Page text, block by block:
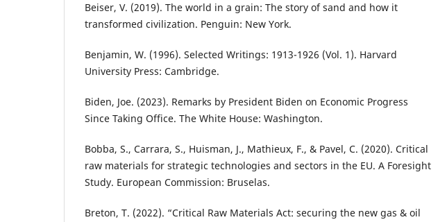
Beiser, V. (2019). The world in a grain: The story of sand and how it
transformed civilization. Penguin: New York.
Benjamin, W. (1996). Selected Writings: 1913-1926 (Vol. 1). Harvard
University Press: Cambridge.
Biden, Joe. (2023). Remarks by President Biden on Economic Progress
Since Taking Office. The White House: Washington.
Bobba, S., Carrara, S., Huisman, J., Mathieux, F., & Pavel, C. (2020). Critical
raw materials for strategic technologies and sectors in the EU. A Foresight
Study. European Commission: Bruselas.
Breton, T. (2022). “Critical Raw Materials Act: securing the new gas & oil